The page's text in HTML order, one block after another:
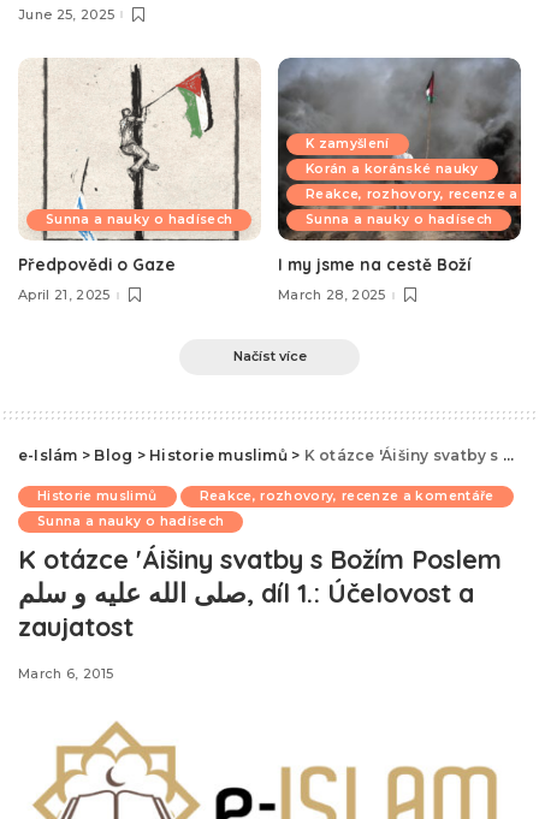
June 25, 2025
Sunna a nauky o hadísech
Předpovědi o Gaze
April 21, 2025
K zamyšlení
Korán a koránské nauky
Reakce, rozhovory, recenze a
Sunna a nauky o hadísech
I my jsme na cestě Boží
March 28, 2025
Načíst více
e-Islám > Blog > Historie muslimů>
Historie muslimů
Reakce, rozhovory, recenze a komentáře
Sunna a nauky o hadísech
K otázce 'Áišiny svatby s Božím Poslem
صلى الله عليه و سلم, díl 1.: Účelovost a
zaujatost
March 6, 2015